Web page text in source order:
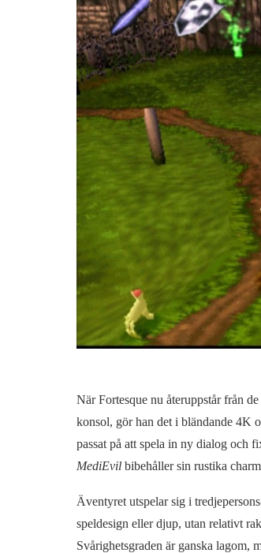
När Fortesque nu återuppstår från
konsol, gör han det i bländande 4K
passat på att spela in ny dialog och
MediEvilbibehåller sin rustika
Äventyret utspelar sig i
speldesign eller djup, utan relativt
Svårighetsgraden är ganska lagom,